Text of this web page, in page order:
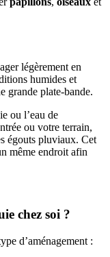
légèrement en
humides et
grande plate-bande.
ou l’eau de
ou votre terrain,
égouts pluviaux. Cet
même endroit afin
chez soi ?
d’aménagement :